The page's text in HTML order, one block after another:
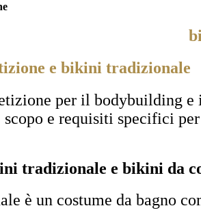
e bikini tradizionale
per il bodybuilding
e requisiti specifici
tradizionale e bikini da
è un costume da bagno